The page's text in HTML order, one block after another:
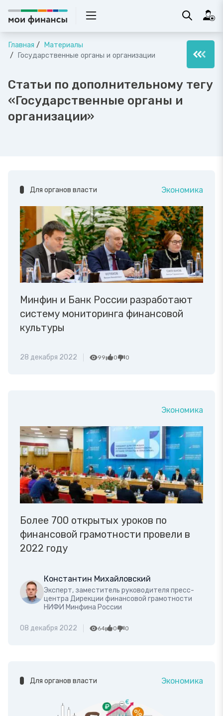
Главная
Материалы
Государственные органы и организации
Статьи по дополнительному тегу
«Государственные органы и
организации»
Для органов власти Экономика
Минфин и Банк России разработают
систему мониторинга финансовой
культуры
28 декабря 2022 99 0 0
Экономика
Более 700 открытых уроков по
финансовой грамотности провели в
2022 году
Константин Михайловский
Эксперт, заместитель руководителя пресс-
центра Дирекции финансовой грамотности
НИФИ Минфина России
08 декабря 2022 64 0 0
Для органов власти Экономика